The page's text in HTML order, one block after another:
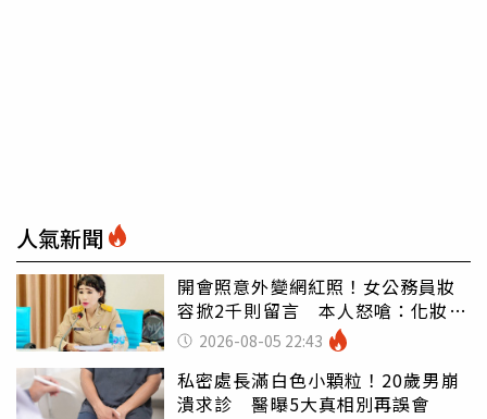
人氣新聞
開會照意外變網紅照！女公務員妝
容掀2千則留言 本人怒嗆：化妝有
錯嗎2026-08-05 22:43
私密處長滿白色小顆粒！20歲男崩
潰求診 醫曝5大真相別再誤會